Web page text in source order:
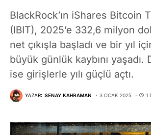
BlackRock’ın iShares Bitcoin
(IBIT), 2025’e 332,6 milyon
net çıkışla başladı ve bir yıl
büyük günlük kaybını yaşadı.
ise girişlerle yılı güçlü açtı.
YAZAR: SENAY KAHRAMAN 3 OCAK 2025 1